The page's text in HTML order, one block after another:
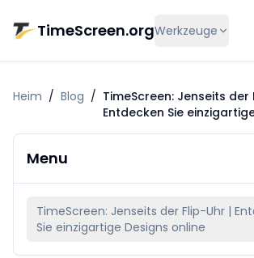
TimeScreen.orgWerkzeuge
Heim / Blog / TimeScreen: Jenseits der
Entdecken Sie
Menu
TimeScreen: Jenseits der Flip-Uhr |
Sie einzigartige Designs online